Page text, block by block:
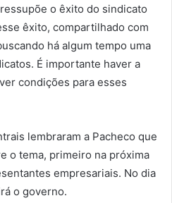
o êxito do sindicato
êxito, compartilhado com
há algum tempo uma
É importante haver a
condições para esses
lembraram a Pacheco que
o tema, primeiro na próxima
empresariais. No dia
o governo.